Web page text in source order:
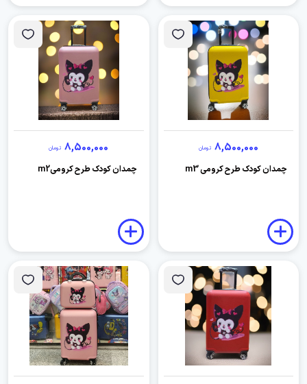
8,500,000 تومان
چمدان کودک طرح کرومی m3
8,500,000 تومان
چمدان کودک طرح کرومیm2